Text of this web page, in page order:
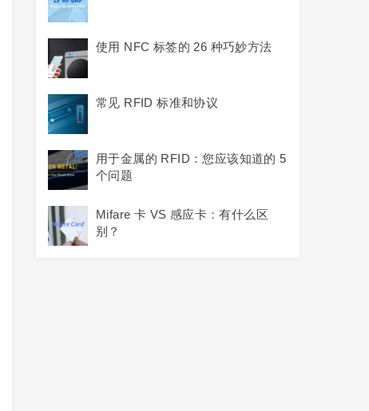
使用 NFC 标签的 26 种巧妙方法
常见 RFID 标准和协议
用于金属的 RFID：您应该知道的 5
个问题
Mifare 卡 VS 感应卡：有什么区
别？